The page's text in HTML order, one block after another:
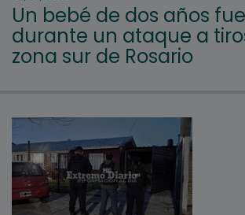
Un bebé de dos años
durante un ataque a
zona sur de Rosario